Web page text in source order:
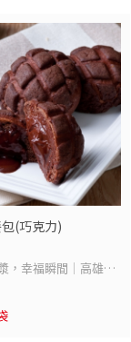
口回甘、層次分明。
、軟嫩多汁的牛腩
刀削麵條，Q彈帶
，完美平衡濃郁與清
調味，每一口都是對
致詮釋，讓人從舌尖
參閱商品規格
(巧克力)
，幸福瞬間｜高雄空
購品】每週一結單，